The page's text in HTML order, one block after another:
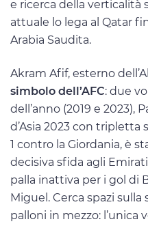
e ricerca della verticalità
attuale lo lega al Qatar
Arabia Saudita.
Akram Afif, esterno
simbolo dell’AFC: due
dell’anno (2019 e 2023),
d’Asia 2023 con
1 contro la Giordania, è
decisiva sfida agli
palla inattiva per i gol di
Miguel. Cerca spazi sulla
palloni in mezzo: l’unica